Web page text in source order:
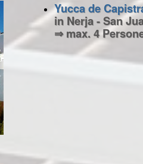
Yucca de
in Nerja - San
⇒ max. 4